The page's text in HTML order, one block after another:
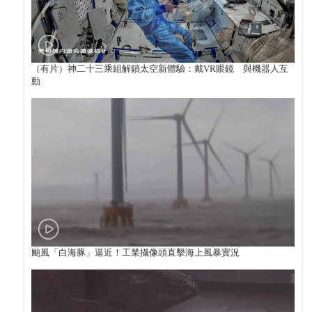
（有片）神二十三乘組解鎖太空新體驗：戴VR眼鏡 與機器人互
動
颱風「白海豚」逼近！工業攝像頭直擊海上風暴實況